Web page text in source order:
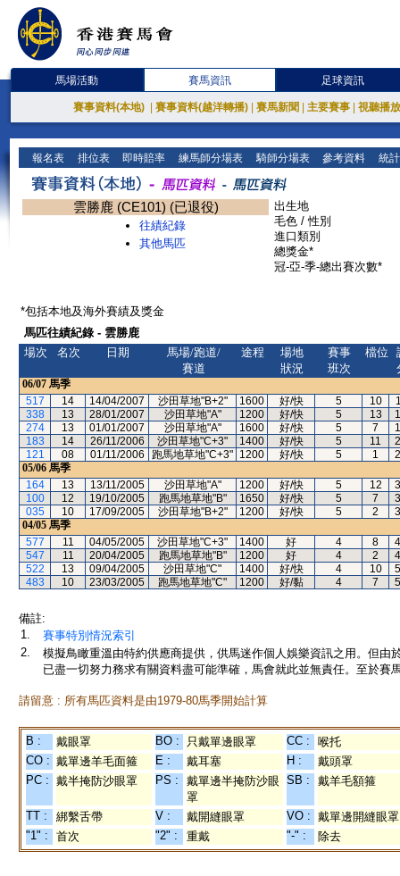
馬場活動 賽馬資訊 足球資訊
賽事資料(本地) 賽事資料(越洋轉播) 賽馬新聞 主要賽事 視聽播
報名表 排位表 即時賠率 練馬師分場表 騎師分場表 參考資料 統
雲勝鹿 (CE101) (已退役)
往績紀錄
其他馬匹
出生地
毛色 / 性別
進口類別
總獎金*
冠-亞-季-總出賽次數*
*包括本地及海外賽績及獎金
馬匹往績紀錄 - 雲勝鹿
場次
名次 日期
馬場/跑道/
賽道
途程
場地
狀況
賽事
班次
檔位
06/07 馬季
517
14 14/04/2007 沙田草地"B+2" 1600 好/快 5 10
338
13 28/01/2007 沙田草地"A" 1200 好/快 5 13
274
13 01/01/2007 沙田草地"A" 1600 好/快 5 7
183
14 26/11/2006 沙田草地"C+3" 1400 好/快 5 11
121
08 01/11/2006 跑馬地草地"C+3" 1200 好/快 5 1
05/06 馬季
164
13 13/11/2005 沙田草地"A" 1200 好/快 5 12
100
12 19/10/2005 跑馬地草地"B" 1650 好/快 5 7
035
10 17/09/2005 沙田草地"B+2" 1200 好/快 5 2
04/05 馬季
577
11 04/05/2005 沙田草地"C+3" 1400 好 4 8
547
11 20/04/2005 跑馬地草地"B" 1200 好 4 2
522
13 09/04/2005 沙田草地"C" 1400 好/快 4 10
483
10 23/03/2005 跑馬地草地"C" 1200 好/黏 4 7
備註:
1.
賽事特別情況索引
2.
模擬鳥瞰重溫由特約供應商提供，供馬迷作個人娛樂資訊之用。但
已盡一切努力務求有關資料盡可能準確，馬會就此並無責任。至於賽
請留意 : 所有馬匹資料是由1979-80馬季開始計算
B : 戴眼罩 BO : 只戴單邊眼罩 CC :
喉托
CO : 戴單邊羊毛面箍 E : 戴耳塞 H :
戴頭罩
PC : 戴半掩防沙眼罩 PS :
戴單邊半掩防沙眼
罩
SB : 戴羊毛額箍
TT : 綁繫舌帶 V : 戴開縫眼罩 VO : 戴單邊開縫眼罩
"1" :
首次 "2" : 重戴 "-" : 除去